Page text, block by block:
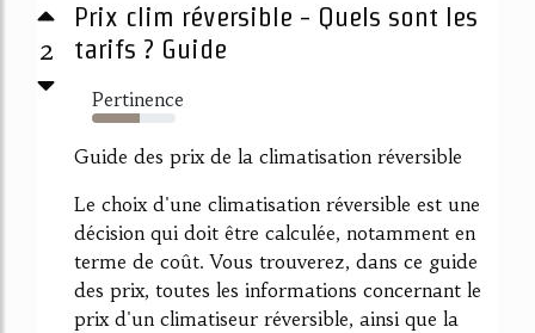
2
Prix clim réversible - Quels sont les
tarifs ? Guide
Pertinence
57%
Guide des prix de la climatisation réversible
Le choix d'une climatisation réversible est une
décision qui doit être calculée, notamment en
terme de coût. Vous trouverez, dans ce guide
des prix, toutes les informations concernant le
prix d'un climatiseur réversible, ainsi que la